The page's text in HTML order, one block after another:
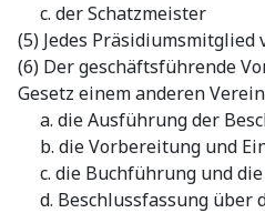
c. der Schatzmeister
(5) Jedes
(6) Der geschäftsführende
Gesetz einem anderen
a. die Ausführung der
b. die Vorbereitung und
c. die Buchführung und
d. Beschlussfassung über